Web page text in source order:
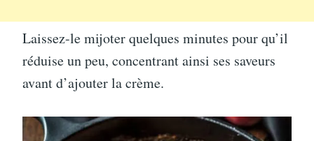
Laissez-le mijoter quelques minutes pour qu’il
réduise un peu, concentrant ainsi ses saveurs
avant d’ajouter la crème.